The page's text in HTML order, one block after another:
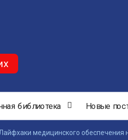
библиотека Новые
медицинского обеспечения